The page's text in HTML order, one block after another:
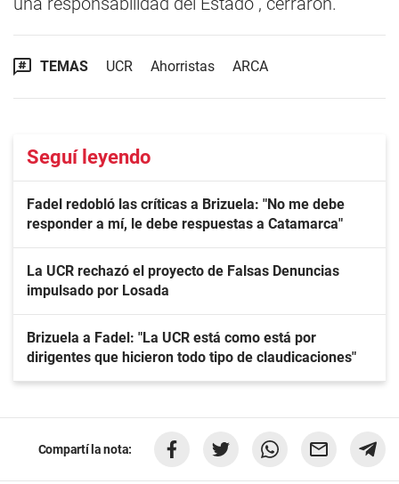
TEMAS UCR Ahorristas ARCA
Seguí leyendo
Fadel redobló las críticas a Brizuela: "No me debe
responder a mí, le debe respuestas a Catamarca"
La UCR rechazó el proyecto de Falsas Denuncias
impulsado por Losada
Brizuela a Fadel: "La UCR está como está por
dirigentes que hicieron todo tipo de claudicaciones"
Compartí la nota: